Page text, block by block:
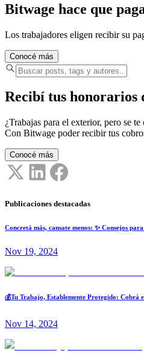
Bitwage hace que
Los trabajadores eligen recibir su
Conocé más
Recibí tus honorarios
¿Trabajas para el exterior, pero se
Con Bitwage poder recibir tus
Conocé más
Publicaciones destacadas
Concretá más, cansate menos: ✨ Consejos
Nov 19, 2024
💰Tu Trabajo, Establemente Protegido: Cobrá
Nov 14, 2024